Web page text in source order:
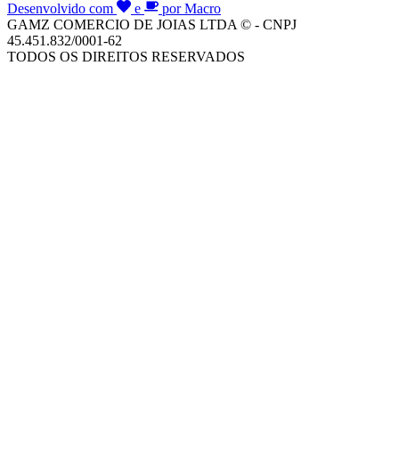
Desenvolvido com e
por Macro
GAMZ COMERCIO DE JOIAS LTDA © - CNPJ
45.451.832/0001-62
TODOS OS DIREITOS RESERVADOS